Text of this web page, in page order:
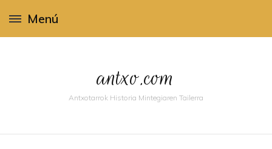
Menú
antxo.com
Antxotarrok Historia Mintegiaren Tailerra